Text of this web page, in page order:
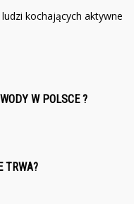
kochających aktywne
W POLSCE ?
TRWA?